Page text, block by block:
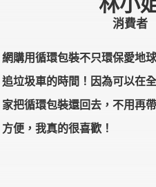
消費者
網購用循環包裝不只環保愛地
追垃圾車的時間！因為可以在
家把循環包裝還回去，不用再
方便，我真的很喜歡！